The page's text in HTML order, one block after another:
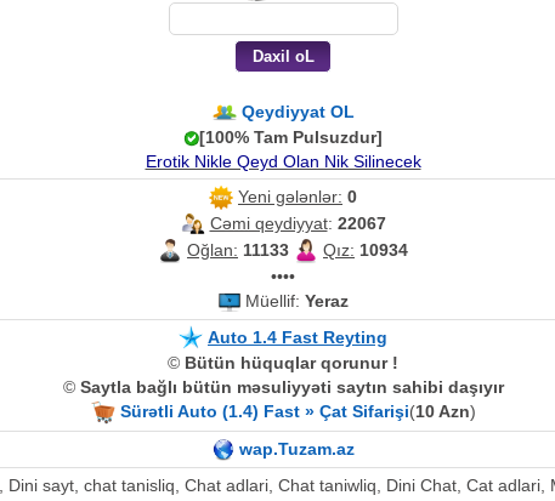
Qeydiyyat OL
[100% Tam Pulsuzdur]
Erotik Nikle Qeyd Olan Nik Silinecek
Yeni gələnlər: 0
Cəmi qeydiyyat: 22067
Oğlan: 11133 Qız: 10934
••••
Müellif: Yeraz
Auto 1.4 Fast Reyting
© Bütün hüquqlar qorunur !
© Saytla bağlı bütün məsuliyyəti saytın sahibi daşıyır
Sürətli Auto (1.4) Fast » Çat Sifarişi(10 Azn)
wap.Tuzam.az
sayt, chat tanisliq, Chat adlari, Chat taniwliq, Dini Chat, Cat